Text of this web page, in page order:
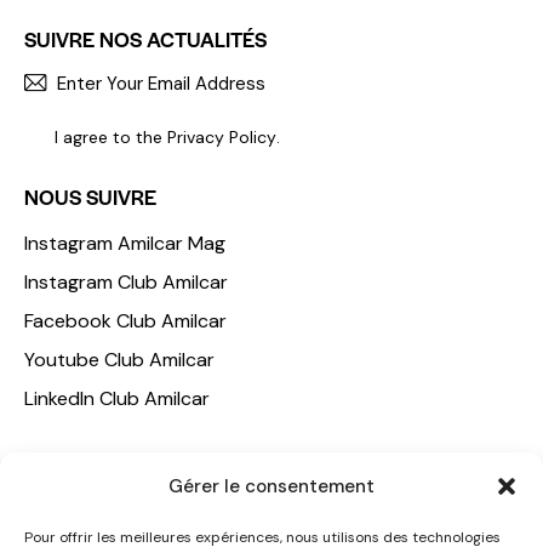
Gérer le consentement
Pour offrir les meilleures expériences, nous utilisons des technologies
SUIVRE NOS ACTUALITÉS
I agree to the Privacy Policy
NOUS SUIVRE
Instagram Amilcar Mag
Instagram Club Amilcar
Facebook Club Amilcar
Youtube Club Amilcar
LinkedIn Club Amilcar